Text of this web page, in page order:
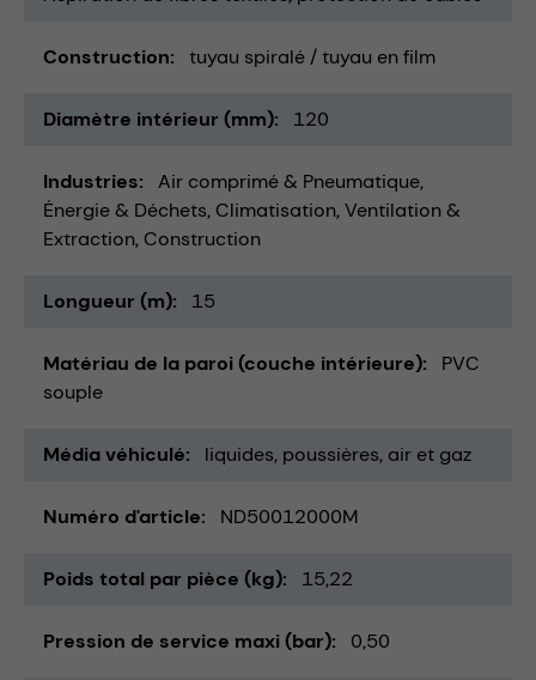
Construction tuyau spiralé / tuyau en film
Diamètre intérieur (mm) 120
Industries
Air comprimé & Pneumatique
Énergie & Déchets Climatisation, Ventilation &
Extraction Construction
Longueur (m) 15
Matériau de la paroi (couche intérieure)
PVC
souple
Média véhiculé liquides poussières air et gaz
Numéro d'article ND50012000M
Poids total par pièce (kg) 15,22
Pression de service maxi (bar) 0,50